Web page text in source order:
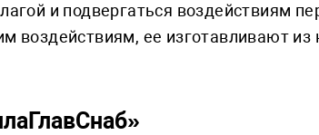
и подвергаться воздействиям
воздействиям, ее изготавливают